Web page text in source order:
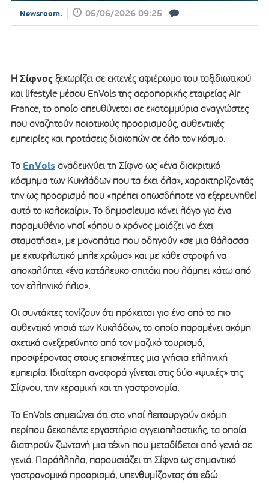
Newsroom. 05/06/2026 09:25
Η Σίφνοςξεχωρίζει σε εκτενές αφιέρωμα του ταξιδιωτικού
και lifestyle μέσου EnVols της αεροπορικής εταιρείας Air
France, το οποίο απευθύνεται σε εκατομμύρια αναγνώστες
που αναζητούν ποιοτικούς προορισμούς, αυθεντικές
εμπειρίες και προτάσεις διακοπών σε όλο τον κόσμο.
Το EnVolsαναδεικνύει τη Σίφνο ως «ένα διακριτικό
κόσμημα των Κυκλάδων που τα έχει όλα», χαρακτηρίζοντάς
την ως προορισμό που «πρέπει οπωσδήποτε να εξερευνηθεί
αυτό το καλοκαίρι». Το δημοσίευμα κάνει λόγο για ένα
παραμυθένιο νησί «όπου ο χρόνος μοιάζει να έχει
σταματήσει», με μονοπάτια που οδηγούν «σε μια θάλασσα
με εκτυφλωτικό μπλε χρώμα» και με κάθε στροφή να
αποκαλύπτει «ένα κατάλευκο σπιτάκι που λάμπει κάτω από
τον ελληνικό ήλιο».
Οι συντάκτες τονίζουν ότι πρόκειται για ένα από τα πιο
αυθεντικά νησιά των Κυκλάδων, το οποίο παραμένει ακόμη
σχετικά ανεξερεύνητο από τον μαζικό τουρισμό,
προσφέροντας στους επισκέπτες μια γνήσια ελληνική
εμπειρία. Ιδιαίτερη αναφορά γίνεται στις δύο «ψυχές» της
Σίφνου, την κεραμική και τη γαστρονομία.
Το EnVols σημειώνει ότι στο νησί λειτουργούν ακόμη
περίπου δεκαπέντε εργαστήρια αγγειοπλαστικής, τα οποία
διατηρούν ζωντανή μια τέχνη που μεταδίδεται από γενιά σε
γενιά. Παράλληλα, παρουσιάζει τη Σίφνο ως σημαντικό
γαστρονομικό προορισμό, υπενθυμίζοντας ότι εδώ